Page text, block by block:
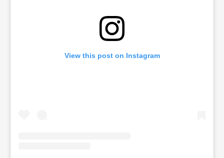
View this post on Instagram